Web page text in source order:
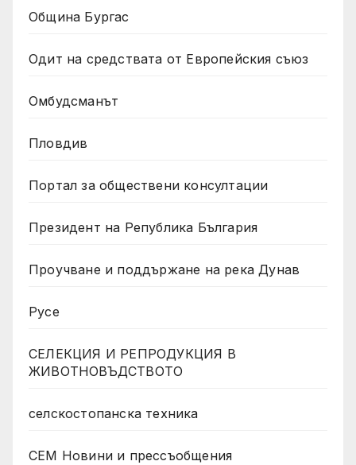
Община Бургас
Одит на средствата от Европейския съюз
Омбудсманът
Пловдив
Портал за обществени консултации
Президент на Република България
Проучване и поддържане на река Дунав
Русе
СЕЛЕКЦИЯ И РЕПРОДУКЦИЯ В
ЖИВОТНОВЪДСТВОТО
селскостопанска техника
СЕМ Новини и прессъобщения